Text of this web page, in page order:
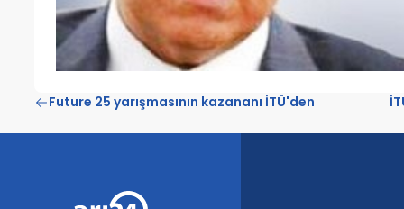
Future 25 yarışmasının kazananı İTÜ'den